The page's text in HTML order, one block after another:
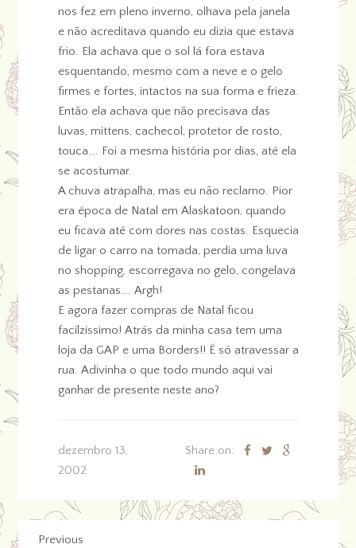
nos fez em pleno inverno, olhava pela janela
e não acreditava quando eu dizia que estava
frio. Ela achava que o sol lá fora estava
esquentando, mesmo com a neve e o gelo
firmes e fortes, intactos na sua forma e frieza.
Então ela achava que não precisava das
luvas, mittens, cachecol, protetor de rosto,
touca…. Foi a mesma história por dias, até ela
se acostumar.
A chuva atrapalha, mas eu não reclamo. Pior
era época de Natal em Alaskatoon, quando
eu ficava até com dores nas costas. Esquecia
de ligar o carro na tomada, perdia uma luva
no shopping, escorregava no gelo, congelava
as pestanas…. Argh!
E agora fazer compras de Natal ficou
facílzissimo! Atrás da minha casa tem uma
loja da GAP e uma Borders!! É só atravessar a
rua. Adivinha o que todo mundo aqui vai
ganhar de presente neste ano?
dezembro 13,
2002
Share on:
Previous